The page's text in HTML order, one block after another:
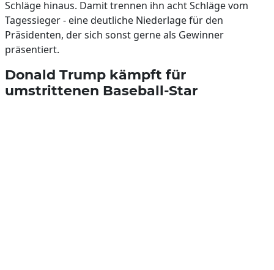
Schläge hinaus. Damit trennen ihn acht Schläge vom
Tagessieger - eine deutliche Niederlage für den
Präsidenten, der sich sonst gerne als Gewinner
präsentiert.
Donald Trump kämpft für
umstrittenen Baseball-Star